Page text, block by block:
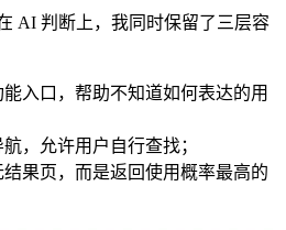
AI 判断上，我同时保留了三层容
入口，帮助不知道如何表达的用
，允许用户自行查找；
果页，而是返回使用概率最高的